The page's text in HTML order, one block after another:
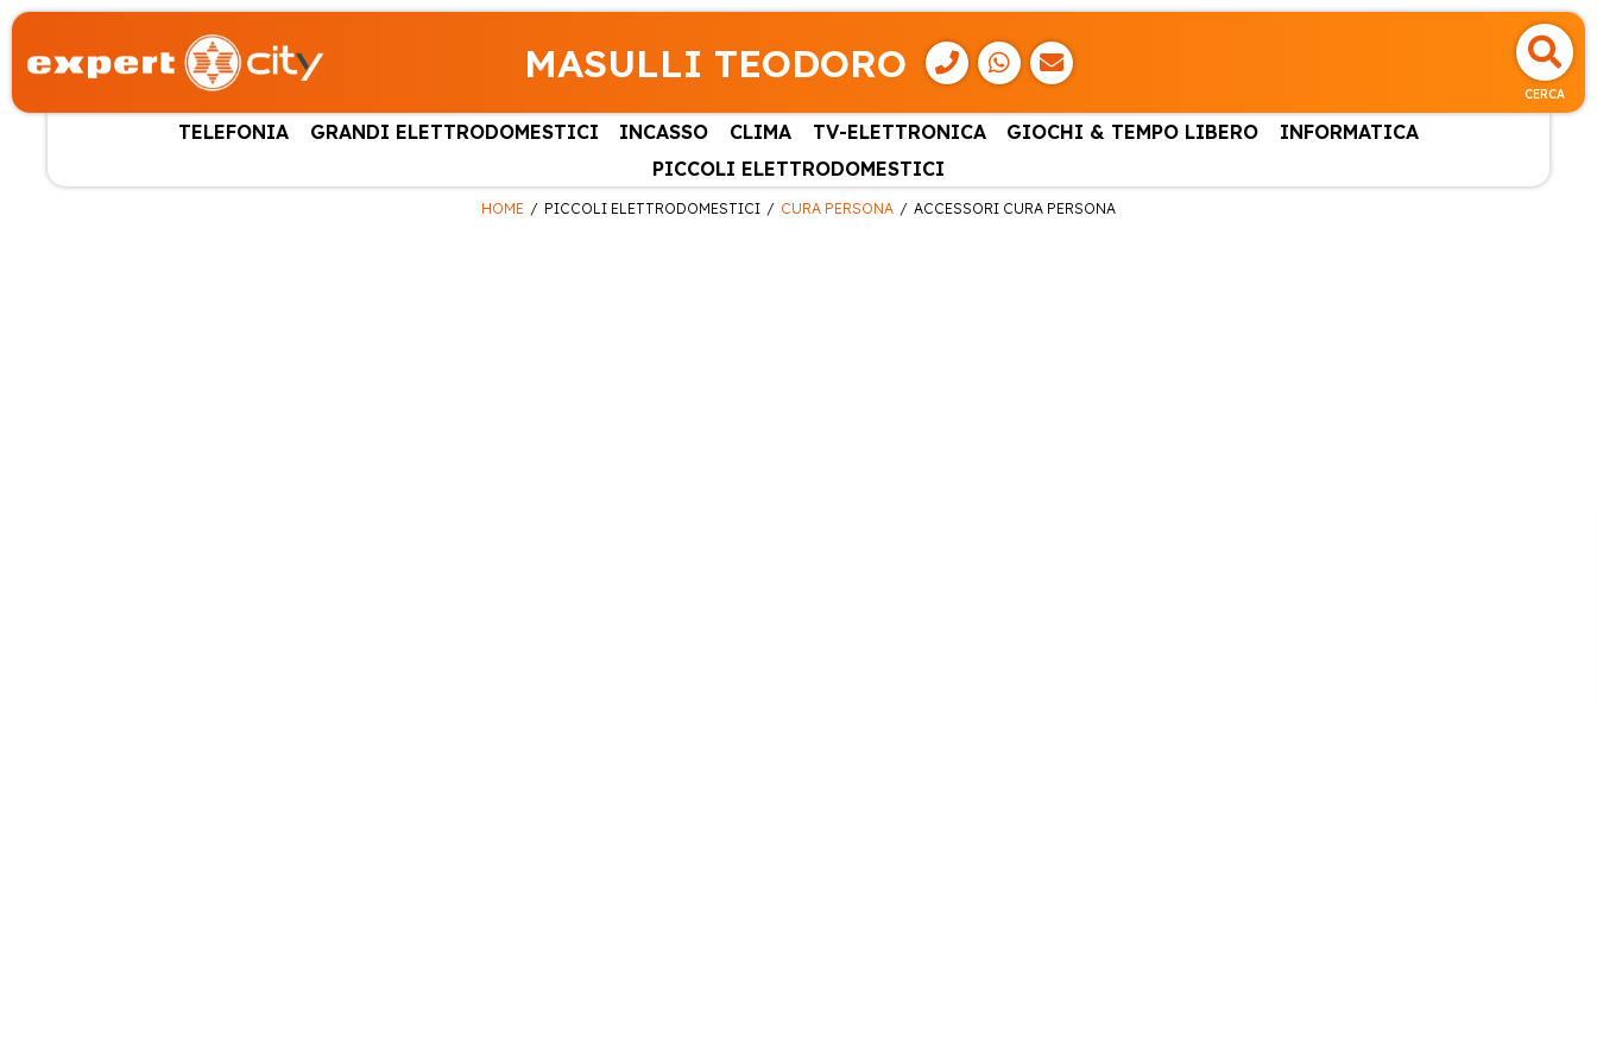
MASULLI TEODORO
CERCA
TELEFONIA GRANDI ELETTRODOMESTICI INCASSO CLIMA TV-ELETTRONICA GIOCHI & TEMPO LIBERO
INFORMATICA
PICCOLI ELETTRODOMESTICI
HOME PICCOLI ELETTRODOMESTICI CURA PERSONA ACCESSORI CURA PERSONA